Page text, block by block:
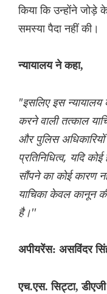
किया कि उन्होंने जोड़े
समस्या पैदा नहीं की।
न्यायालय ने कहा,
"इसलिए इस
करने वाली तत्काल
और पुलिस अधिकारियों
प्रतिनिधित्व, यदि
सौंपने का कोई कारण
याचिका केवल कानून
है।''
अपीयरेंस: असविंदर
एच.एस. सिट्टा,